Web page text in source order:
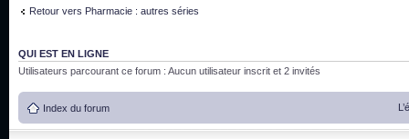
Retour vers Pharmacie : autres séries
QUI EST EN LIGNE
Utilisateurs parcourant ce forum : Aucun utilisateur inscrit et 2 invités
Index du forum